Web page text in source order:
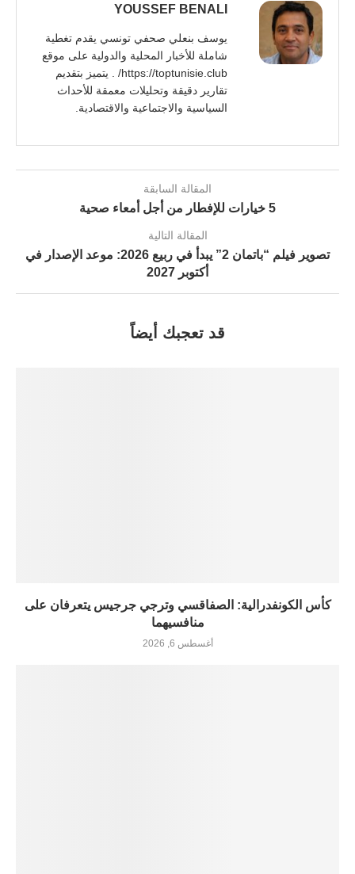
YOUSSEF BENALI
يوسف بنعلي صحفي تونسي يقدم تغطية
شاملة للأخبار المحلية والدولية على موقع
https://toptunisie.club/ . يتميز بتقديم
تقارير دقيقة وتحليلات معمقة للأحداث
السياسية والاجتماعية والاقتصادية.
المقالة السابقة
5 خيارات للإفطار من أجل أمعاء صحية
المقالة التالية
تصوير فيلم “باتمان 2” يبدأ في ربيع 2026: موعد الإصدار في
أكتوبر 2027
قد تعجبك أيضاً
كأس الكونفدرالية: الصفاقسي وترجي جرجيس يتعرفان على
منافسيهما
أغسطس 6, 2026